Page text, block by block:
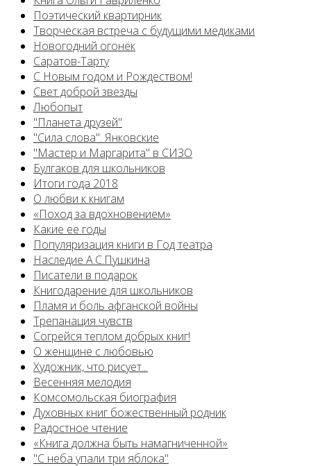
Поэтический квартирник
Творческая встреча с будущими медиками
Новогодний огонёк
Саратов-Тарту
С Новым годом и Рождеством!
Свет доброй звезды
Любопыт
"Планета друзей"
"Сила слова". Янковские
"Мастер и Маргарита" в СИЗО
Булгаков для школьников
Итоги года 2018
О любви к книгам
«Поход за вдохновением»
Какие ее годы
Популяризация книги в Год театра
Наследие А.С.Пушкина
Писатели в подарок
Книгодарение для школьников
Пламя и боль афганской войны
Трепанация чувств
Согрейся теплом добрых книг!
О женщине с любовью
Художник, что рисует...
Весенняя мелодия
Комсомольская биография
Духовных книг божественный родник
Радостное чтение
«Книга должна быть намагниченной»
"С неба упали три яблока"